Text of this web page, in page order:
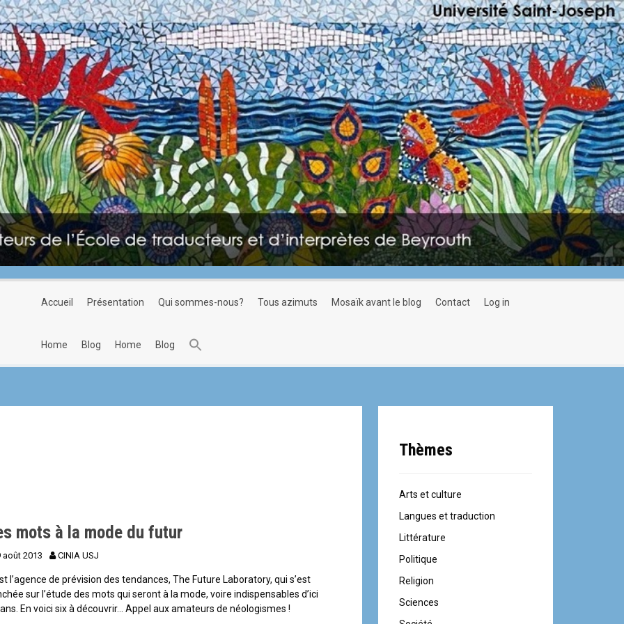
accueil présentation qui sommes-nous? tous azimuts mosaïk avant le blog contact log in
home blog home blog
mots à la mode du futur
août 2013 CINIA USJ
l’agence de prévision des tendances, The Future Laboratory, qui s’est
sur l’étude des mots qui seront à la mode, voire indispensables d’ici
En voici six à découvrir… Appel aux amateurs de néologismes !
Thèmes
Arts et culture
Langues et traduction
Littérature
Politique
Religion
Sciences